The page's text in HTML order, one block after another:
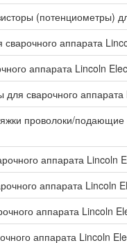
(потенциометры)
сварочного аппарата
аппарата Lincoln
сварочного
проволоки/подающие
аппарата Lincoln
аппарата Lincoln
аппарата Lincoln
аппарата Lincoln